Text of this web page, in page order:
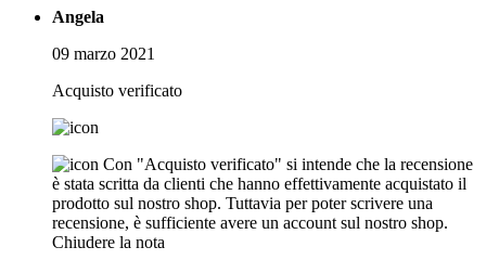
Angela
09 marzo 2021
Acquisto verificato
Con "Acquisto verificato" si intende che la recensione
è stata scritta da clienti che hanno effettivamente acquistato il
prodotto sul nostro shop. Tuttavia per poter scrivere una
recensione, è sufficiente avere un account sul nostro shop.
Chiudere la nota